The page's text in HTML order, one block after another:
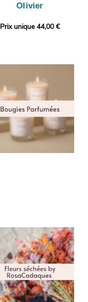
Olivier
Prix unique 44,00 €